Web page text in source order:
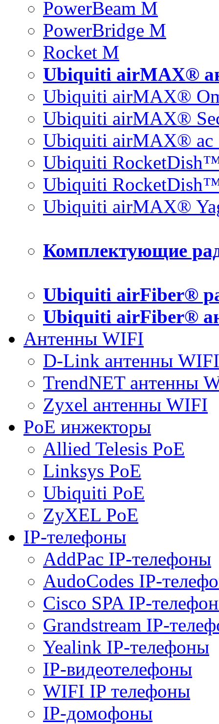
PowerBeam M
PowerBridge M
Rocket M
Ubiquiti airMAX®
Ubiquiti airMAX®
Ubiquiti airMAX®
Ubiquiti airMAX® ac
Ubiquiti
Ubiquiti
Ubiquiti airMAX®
Комплектующие
Ubiquiti airFiber®
Ubiquiti airFiber®
Антенны WIFI
D-Link антенны WIFI
TrendNET антенны
Zyxel антенны WIFI
PoE инжекторы
Allied Telesis PoE
Linksys PoE
Ubiquiti PoE
ZyXEL PoE
IP-телефоны
AddPac IP-телефоны
AudoCodes IP-
Cisco SPA IP-
Grandstream IP-
Yealink IP-телефоны
IP-видеотелефоны
WIFI IP телефоны
IP-домофоны